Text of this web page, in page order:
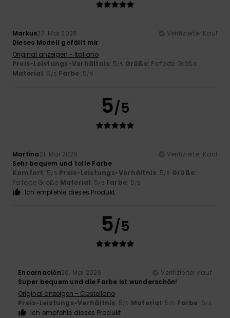
Markus27. Mai 2026
Verifizierter Kauf
Dieses Modell gefällt mir
Original anzeigen - Italiano
Preis-Leistungs-Verhältnis: 5/5 Größe: Perfekte Größe
Material: 5 /5 Farbe: 5/5
5/5
Martina21. Mai 2026
Verifizierter Kauf
Sehr bequem und tolle Farbe
Komfort: 5/5 Preis-Leistungs-Verhältnis: 5/5 Größe:
Perfekte Größe Material: 5/5 Farbe: 5/5
Ich empfehle dieses Produkt
5/5
Encarnación20. Mai 2026
Verifizierter Kauf
Super bequem und die Farbe ist wunderschön!
Original anzeigen - Castellano
Preis-Leistungs-Verhältnis: 5/5 Material: 5 /5 Farbe: 5/5
Ich empfehle dieses Produkt